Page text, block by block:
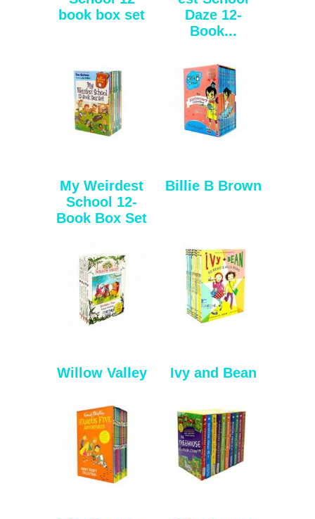
book box set
Daze 12-
Book...
My Weirdest
School 12-
Book Box Set
Billie B Brown
Willow Valley Ivy and Bean